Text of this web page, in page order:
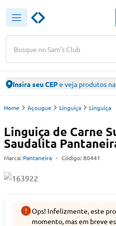
Busque no Sam's Club
Insira seu CEPe veja produtos
Home Açougue Linguiça Linguiça
Linguiça de Carne
Saudalita
Marca: Pantaneira - Código: 80441
Ops! Infelizmente, este
momento, mas em breve